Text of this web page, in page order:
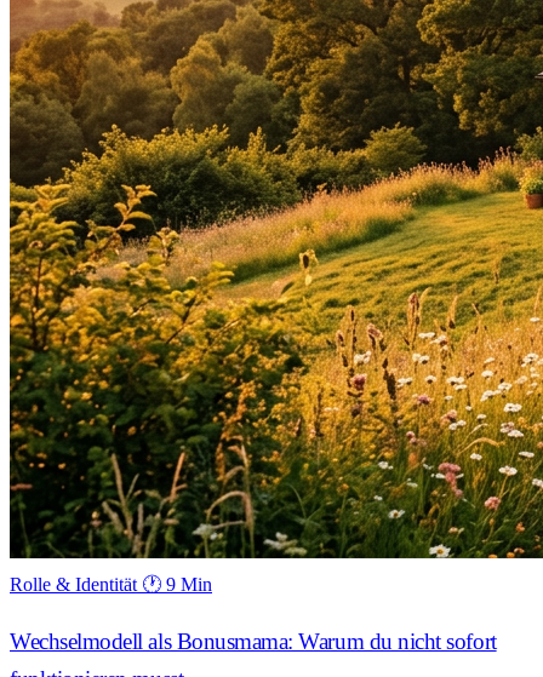
Rolle & Identität 🕐 9 Min
Wechselmodell als Bonusmama: Warum du nicht sofort